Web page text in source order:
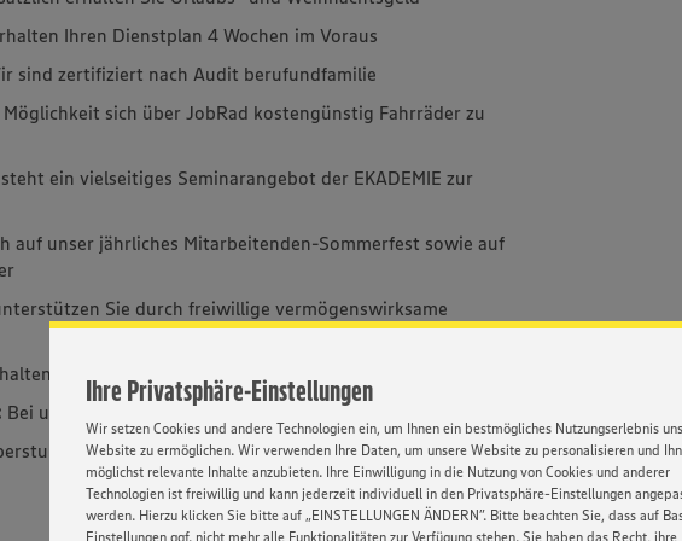
Ihre Privatsphäre-Einstellungen
Wir setzen Cookies und andere Technologien ein, um Ihnen ein bestmögliches Nutzungserlebnis
Website zu ermöglichen. Wir verwenden Ihre Daten, um unsere Website zu personalisieren und
möglichst relevante Inhalte anzubieten. Ihre Einwilligung in die Nutzung von Cookies und anderer
Technologien ist freiwillig und kann jederzeit individuell in den Privatsphäre-Einstellungen
werden. Hierzu klicken Sie bitte auf „EINSTELLUNGEN ÄNDERN”. Bitte beachten Sie, dass auf
Einstellungen ggf. nicht mehr alle Funktionalitäten zur Verfügung stehen. Sie haben das Recht, ihre
Ihren Dienstplan 4 Wochen im Voraus
sind zertifiziert nach Audit berufundfamilie
Möglichkeit sich über JobRad kostengünstig Fahrräder zu
ein vielseitiges Seminarangebot der EKADEMIE zur
auf unser jährliches Mitarbeitenden-Sommerfest sowie auf
Sie durch freiwillige vermögenswirksame
eine betriebliche Altersvorsorge
Bei uns erhalten Sie eine attraktive Vergütung
werden erfasst und durch Freizeit oder Bezahlung